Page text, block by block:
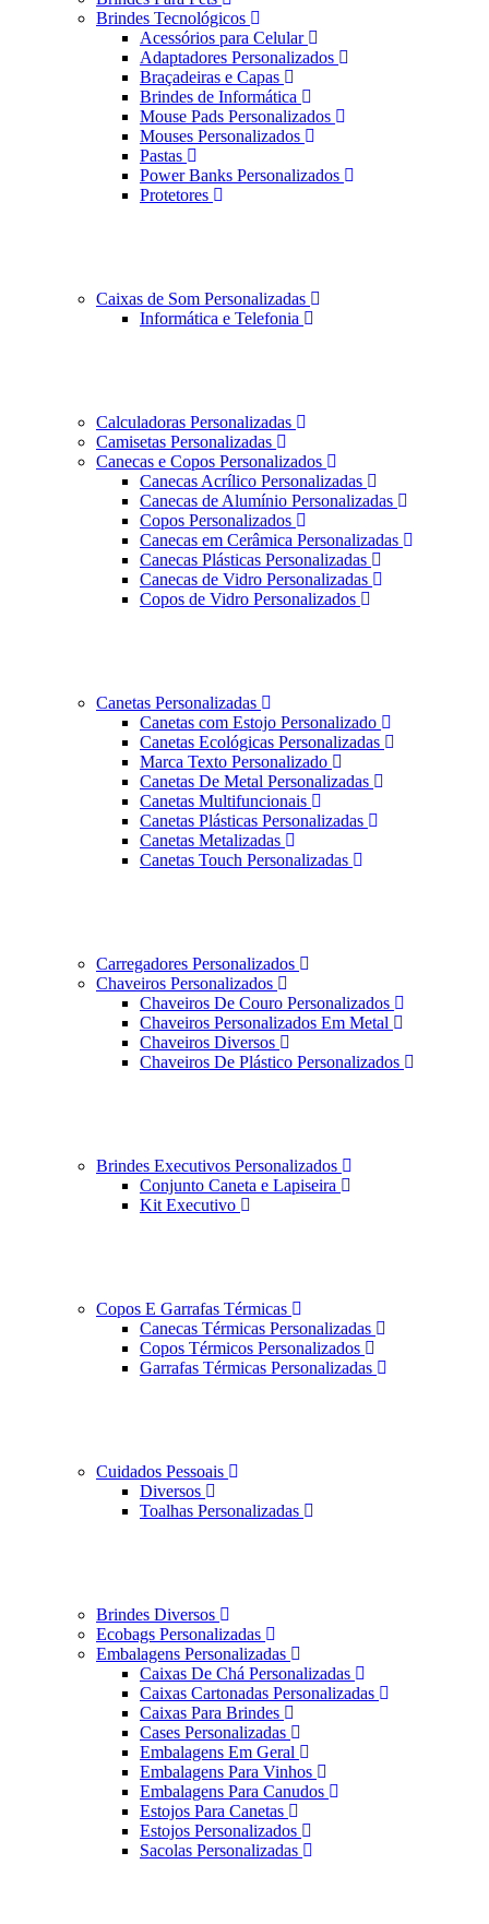
Brindes Tecnológicos
Acessórios para Celular
Adaptadores Personalizados
Braçadeiras e Capas
Brindes de Informática
Mouse Pads Personalizados
Mouses Personalizados
Pastas
Power Banks Personalizados
Protetores
Caixas de Som Personalizadas
Informática e Telefonia
Calculadoras Personalizadas
Camisetas Personalizadas
Canecas e Copos Personalizados
Canecas Acrílico Personalizadas
Canecas de Alumínio Personalizadas
Copos Personalizados
Canecas em Cerâmica Personalizadas
Canecas Plásticas Personalizadas
Canecas de Vidro Personalizadas
Copos de Vidro Personalizados
Canetas Personalizadas
Canetas com Estojo Personalizado
Canetas Ecológicas Personalizadas
Marca Texto Personalizado
Canetas De Metal Personalizadas
Canetas Multifuncionais
Canetas Plásticas Personalizadas
Canetas Metalizadas
Canetas Touch Personalizadas
Carregadores Personalizados
Chaveiros Personalizados
Chaveiros De Couro Personalizados
Chaveiros Personalizados Em Metal
Chaveiros Diversos
Chaveiros De Plástico Personalizados
Brindes Executivos Personalizados
Conjunto Caneta e Lapiseira
Kit Executivo
Copos E Garrafas Térmicas
Canecas Térmicas Personalizadas
Copos Térmicos Personalizados
Garrafas Térmicas Personalizadas
Cuidados Pessoais
Diversos
Toalhas Personalizadas
Brindes Diversos
Ecobags Personalizadas
Embalagens Personalizadas
Caixas De Chá Personalizadas
Caixas Cartonadas Personalizadas
Caixas Para Brindes
Cases Personalizadas
Embalagens Em Geral
Embalagens Para Vinhos
Embalagens Para Canudos
Estojos Para Canetas
Estojos Personalizados
Sacolas Personalizadas